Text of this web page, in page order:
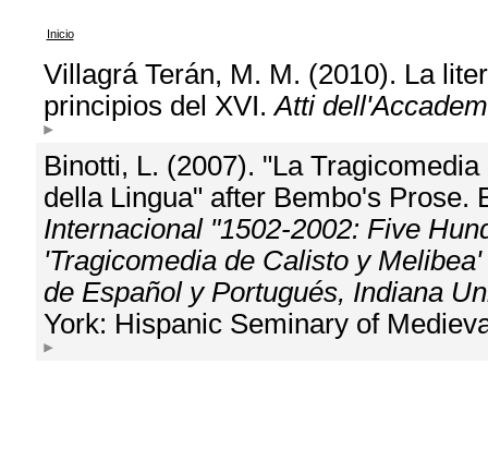
Inicio
Villagrá Terán, M. M. (2010). La
principios del XVI.Atti
Binotti, L. (2007). "La
della Lingua" after Bembo's Prose.
Internacional "1502-2002: Five
'Tragicomedia de Calisto y
de Español y Portugués, Indiana
York: Hispanic Seminary of